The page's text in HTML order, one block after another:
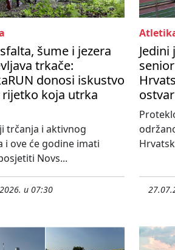
šume i jezera
trkače:
donosi iskustvo
rijetko koja utrka
trčanja i aktivnog
i ove će godine imati
Novs...
u 07:30